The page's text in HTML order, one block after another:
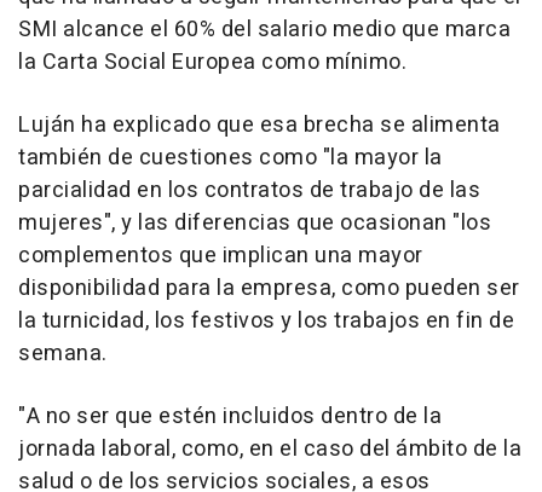
SMI alcance el 60% del salario medio que marca
la Carta Social Europea como mínimo.
Luján ha explicado que esa brecha se alimenta
también de cuestiones como "la mayor la
parcialidad en los contratos de trabajo de las
mujeres", y las diferencias que ocasionan "los
complementos que implican una mayor
disponibilidad para la empresa, como pueden ser
la turnicidad, los festivos y los trabajos en fin de
semana.
"A no ser que estén incluidos dentro de la
jornada laboral, como, en el caso del ámbito de la
salud o de los servicios sociales, a esos